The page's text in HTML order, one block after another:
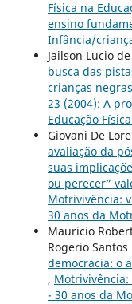
Física na
ensino
Infância/
Jailson Lucio
busca das
crianças
23 (2004): A
Educação
Giovani De
avaliação da
suas
ou perecer”
Motrivivência:
30 anos da
Mauricio
Rogerio Santos
democracia: o
, Motrivivência:
- 30 anos da